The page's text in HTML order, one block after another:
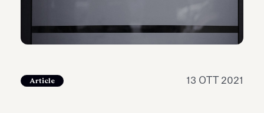
Fondazione Torlonia inaugura la
mostra Marmora Romana
Chiomenti
EcoVadis
Article 13 OTT 2021